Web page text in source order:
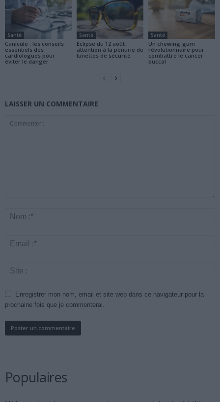
Santé
Canicule : les conseils
essentiels des
cardiologues pour
éviter le danger
Santé
Éclipse du 12 août :
attention à la pénurie de
lunettes de sécurité
Santé
Un chewing-gum
révolutionnaire pour
combattre le cancer
buccal
LAISSER UN COMMENTAIRE
Enregistrer mon nom, email et site web dans ce navigateur pour la
prochaine fois que je commenterai.
Populaires